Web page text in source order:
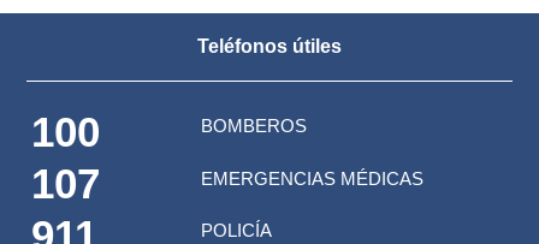
Teléfonos útiles
100 BOMBEROS
107 EMERGENCIAS MÉDICAS
POLICÍA